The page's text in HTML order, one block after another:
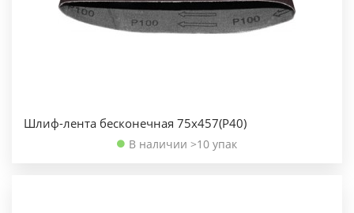
Шлиф-лента бесконечная 75х457(Р40)
В наличии >10 упак